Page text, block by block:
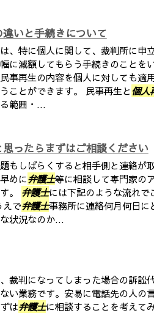
いと手続きについて
、特に個人に関して、裁判所に申
に減額してもらう手続きのことを
事再生の内容を個人に対しても適
ことができます。 民事再生と個人
範囲・...
ったらまずはご相談ください
もしばらくすると相手側と連絡が
めに弁護士等に相談して専門家の
。 弁護士には下記のような流れで
で弁護士事務所に連絡何月何日に
状況なのか...
裁判になってしまった場合の訴訟
い業務です。安易に電話先の人の
は弁護士に相談することを考えて